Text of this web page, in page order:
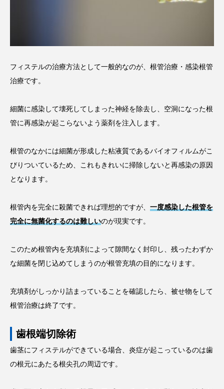
フィステルの治療方法として一般的なのが、根管治療・感染根管
治療です。
細菌に感染して壊死してしまった神経を除去し、空洞になった根
管に再感染が起こらないよう薬剤を注入します。
根管のなかには細菌が形成した粘液質であるバイオフィルムがこ
びりついているため、これもきれいに掃除しないと再感染の原因
となります。
根管内を完全に殺菌できれば理想的ですが、 一度感染した根管を
完全に無菌化するのは難しいのが現実です。
このため根管内を充填剤によって隙間なく封印し、残ったわずか
な細菌を閉じ込めてしまうのが根管充填の目的になります。
充填剤がしっかり詰まっていることを確認したら、被せ物をして
根管治療は終了です。
歯根端切除術
歯茎にフィステルができている場合、炎症が起こっているのは歯
の根元にあたる根尖孔の周辺です。